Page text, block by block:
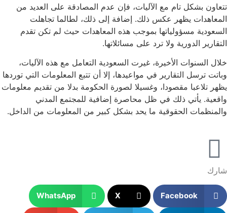
تتعاون بشكل تام مع الآليات، فإن عدم المصادقة على العديد من
المعاهدات يظهر عكس ذلك. إضافة إلى ذلك، لطالما تجاهلت
السعودية مسؤولياتها بموجب هذه المعاهدات حيث لم تكن تقدم
التقارير الدورية ولا ترد على مسائلاتها.
خلال السنوات الأخيرة، غيرت السعودية التعامل مع هذه الآليات،
وباتت ترسل التقارير في مواعيدها، إلا أن تتبع المعلومات التي توردها
يظهر تلاعبا مقصودا، وغسيلا لصورة الحكومة بدلا من تقديم معلومات
واقعية. يأتي ذلك في ظل محاصرة إضافية للمجتمع المدني
والمنظمات الحقوقية ما يحد بشكل كبير من المعلومات من الداخل.
شارك
Facebook
X
WhatsApp